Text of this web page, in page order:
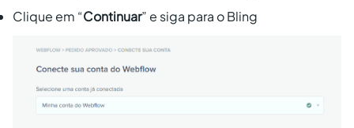
Clique em “Continuar” e siga para o Bling